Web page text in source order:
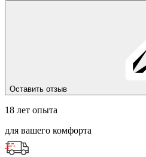
Оставить отзыв
18 лет опыта
для вашего комфорта